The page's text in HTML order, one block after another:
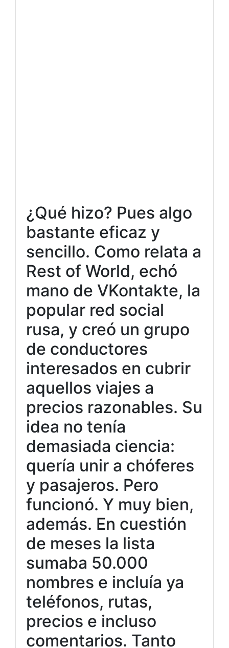
¿Qué hizo? Pues algo
bastante eficaz y
sencillo. Como relata a
Rest of World, echó
mano de VKontakte, la
popular red social
rusa, y creó un grupo
de conductores
interesados en cubrir
aquellos viajes a
precios razonables. Su
idea no tenía
demasiada ciencia:
quería unir a chóferes
y pasajeros. Pero
funcionó. Y muy bien,
además. En cuestión
de meses la lista
sumaba 50.000
nombres e incluía ya
teléfonos, rutas,
precios e incluso
comentarios. Tanto